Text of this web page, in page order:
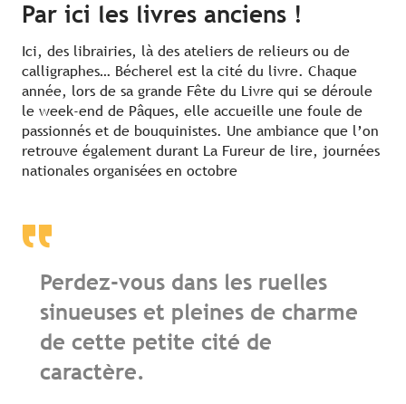
Par ici les livres anciens !
Ici, des librairies, là des ateliers de relieurs ou de
calligraphes… Bécherel est la cité du livre. Chaque
année, lors de sa grande Fête du Livre qui se déroule
le week-end de Pâques, elle accueille une foule de
passionnés et de bouquinistes. Une ambiance que l’on
retrouve également durant La Fureur de lire, journées
nationales organisées en octobre
Perdez-vous dans les ruelles
sinueuses et pleines de charme
de cette petite cité de
caractère.